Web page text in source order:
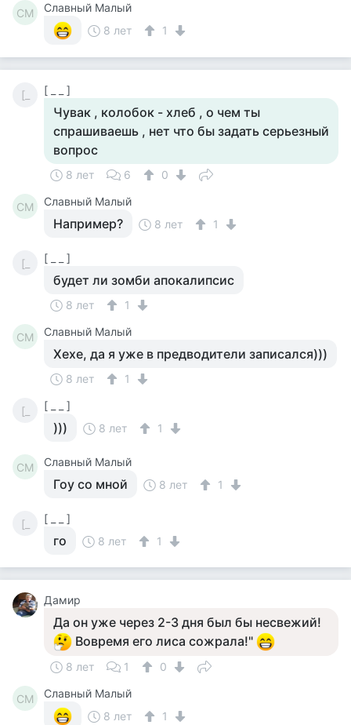
СМ
Славный Малый
8 лет
1
[_ [ _ _ ]
Чувак , колобок - хлеб , о чем ты
спрашиваешь , нет что бы задать серьезный
вопрос
8 лет 6 0
СМ Славный Малый
Например? 8 лет 1
[_ [ _ _ ]
будет ли зомби апокалипсис
8 лет 1
СМ Славный Малый
Хехе, да я уже в предводители записался)))
8 лет 1
[_ [ _ _ ]
))) 8 лет 1
СМ Славный Малый
Гоу со мной 8 лет 1
[_ [ _ _ ]
го 8 лет 1
Дамир
Да он уже через 2-3 дня был бы несвежий!
Вовремя его лиса сожрала!"
8 лет 1 0
СМ
Славный Малый
8 лет
1